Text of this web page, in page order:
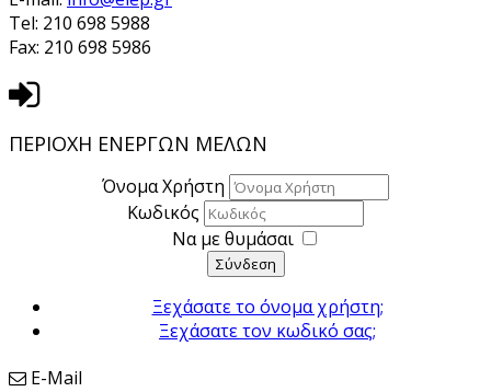
Tel: 210 698 5988
Fax: 210 698 5986
ΠΕΡΙΟΧΗ ΕΝΕΡΓΩΝ ΜΕΛΩΝ
Όνομα Χρήστη
Κωδικός
Να με θυμάσαι
Σύνδεση
Ξεχάσατε το όνομα χρήστη;
Ξεχάσατε τον κωδικό σας;
E-Mail